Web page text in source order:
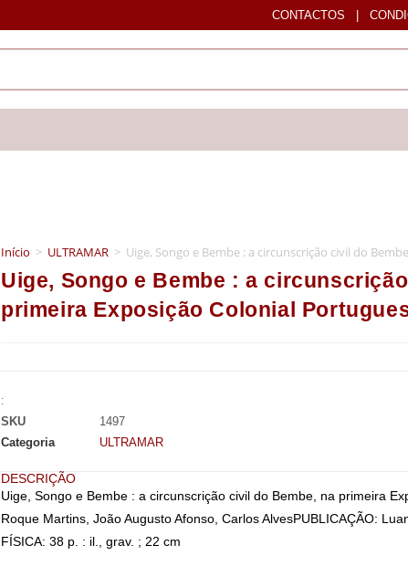
CONTACTOS |
Início > ULTRAMAR > Uige, Songo e Bembe : a circunscrição civil do
Uige, Songo e Bembe : a
primeira Exposição Colonial
:
SKU
1497
Categoria
ULTRAMAR
DESCRIÇÃO
Uige, Songo e Bembe : a circunscrição civil do Bembe, na primeira
Roque Martins, João Augusto Afonso, Carlos AlvesPUBLICAÇÃO:
FÍSICA: 38 p. : il., grav. ; 22 cm